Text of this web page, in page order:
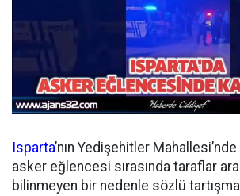
Isparta’nın Yedişehitler
asker eğlencesi sırasında taraflar
bilinmeyen bir nedenle sözlü tartışma